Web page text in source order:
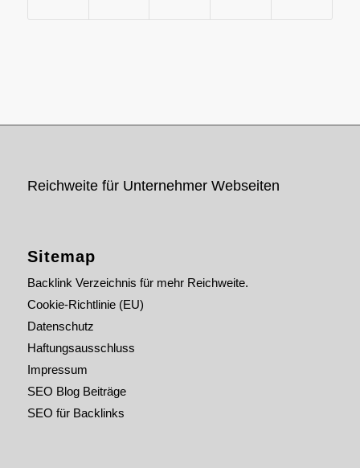
Reichweite für Unternehmer Webseiten
Sitemap
Backlink Verzeichnis für mehr Reichweite.
Cookie-Richtlinie (EU)
Datenschutz
Haftungsausschluss
Impressum
SEO Blog Beiträge
SEO für Backlinks